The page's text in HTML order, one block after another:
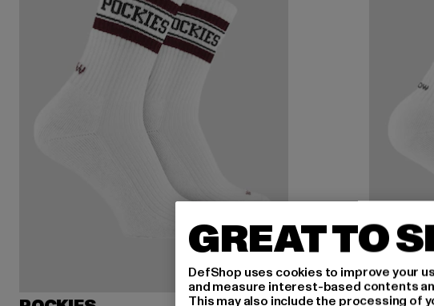
GREAT TO
DefShop uses cookies to improve your
and measure interest-based contents
This may also include the processing of